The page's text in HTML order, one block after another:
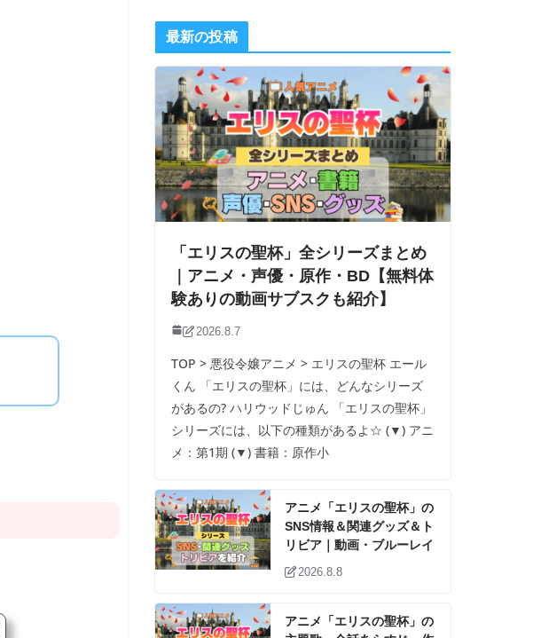
最新の投稿
「エリスの聖杯」全シリーズまとめ
｜アニメ・声優・原作・BD【無料体
験ありの動画サブスクも紹介】
2026.8.7
TOP > 悪役令嬢アニメ > エリスの聖杯 エール
くん 「エリスの聖杯」には、どんなシリーズ
があるの? ハリウッドじゅん 「エリスの聖杯」
シリーズには、以下の種類があるよ☆ (▼) アニ
メ：第1期 (▼) 書籍：原作小
アニメ「エリスの聖杯」の
SNS情報＆関連グッズ＆ト
リビア｜動画・ブルーレイ
2026.8.8
アニメ「エリスの聖杯」の